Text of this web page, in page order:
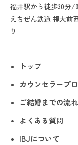
福井駅から徒歩30分/
えちぜん鉄道 福大前
り
トップ
カウンセラープ
ご結婚までの流れ
よくある質問
IBJについて